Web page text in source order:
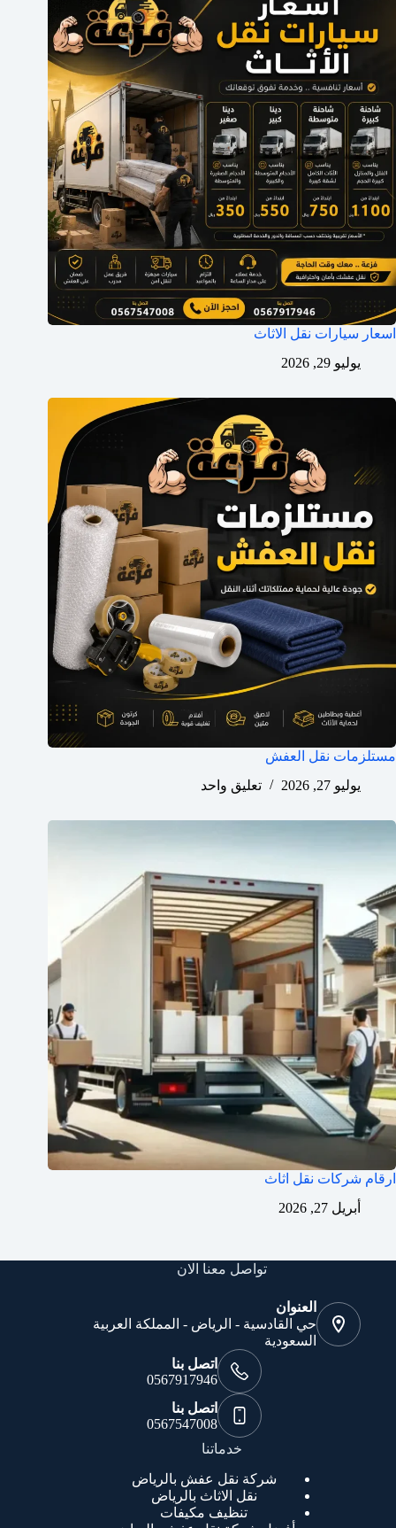
اسعار سيارات نقل الاثاث
يوليو 29, 2026
مستلزمات نقل العفش
يوليو 27, 2026
تعليق واحد
ارقام شركات نقل اثاث
أبريل 27, 2026
تواصل معنا الان
العنوان
حي القادسية - الرياض - المملكة العربية
السعودية
اتصل بنا
0567917946
اتصل بنا
0567547008
خدماتنا
شركة نقل عفش بالرياض
نقل الاثاث بالرياض
تنظيف مكيفات